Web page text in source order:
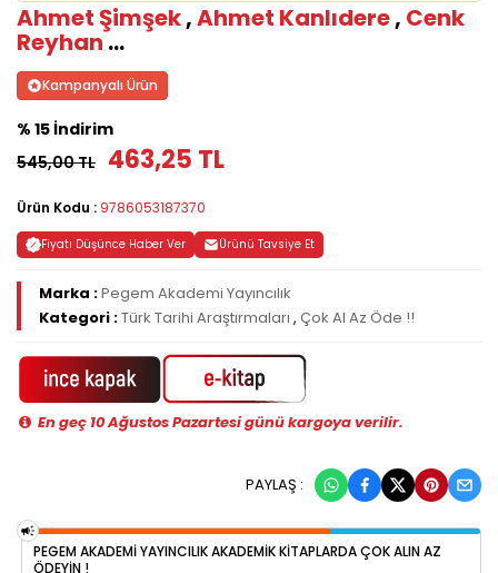
Ahmet Şimşek,Ahmet Kanlıdere, Cenk
Reyhan...
Kampanyalı Ürün
% 15 İndirim
545,00 TL 463,25 TL
Ürün Kodu : 9786053187370
Fiyatı Düşünce Haber Ver Ürünü Tavsiye Et
Marka :Pegem Akademi Yayıncılık
Kategori :Türk Tarihi Araştırmaları , Çok Al Az Öde !!
En geç 10 Ağustos Pazartesi günü kargoya verilir.
PAYLAŞ :
PEGEM AKADEMI YAYINCILIK AKADEMIK KITAPLARDA ÇOK ALIN AZ
ÖDEYIN !